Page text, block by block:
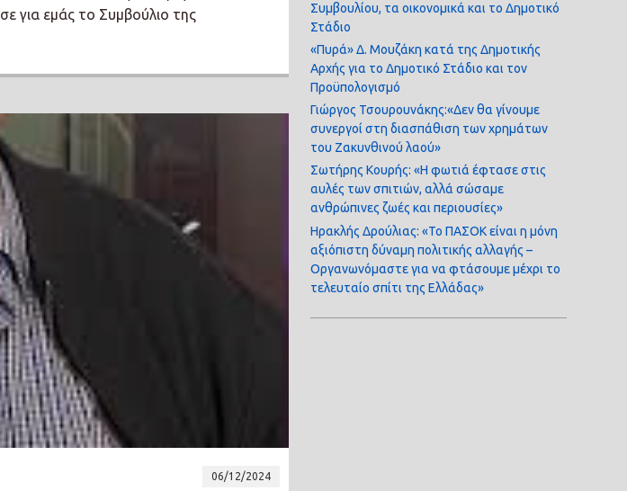
για εμάς το Συμβούλιο της
06/12/2024
Συμβουλίου, τα οικονομικά και το Δημοτικό
Στάδιο
«Πυρά» Δ. Μουζάκη κατά της Δημοτικής
Αρχής για το Δημοτικό Στάδιο και τον
Προϋπολογισμό
Γιώργος Τσουρουνάκης:«Δεν θα γίνουμε
συνεργοί στη διασπάθιση των χρημάτων
του Ζακυνθινού λαού»
Σωτήρης Κουρής: «Η φωτιά έφτασε στις
αυλές των σπιτιών, αλλά σώσαμε
ανθρώπινες ζωές και περιουσίες»
Ηρακλής Δρούλιας: «Το ΠΑΣΟΚ είναι η μόνη
αξιόπιστη δύναμη πολιτικής αλλαγής –
Οργανωνόμαστε για να φτάσουμε μέχρι το
τελευταίο σπίτι της Ελλάδας»